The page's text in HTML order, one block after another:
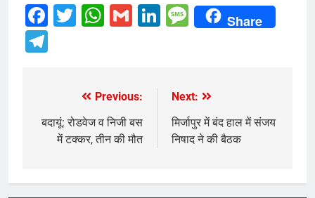
Facebook
Twitter
WhatsApp
GmailLinkedIn
Message
Share
navigation
Previous:
बदायूं: रोडवेज व निजी बस
में टक्कर, तीन की मौत
Next:
मिर्जापुर में बंद हाल में संजय
निषाद ने की बैठक